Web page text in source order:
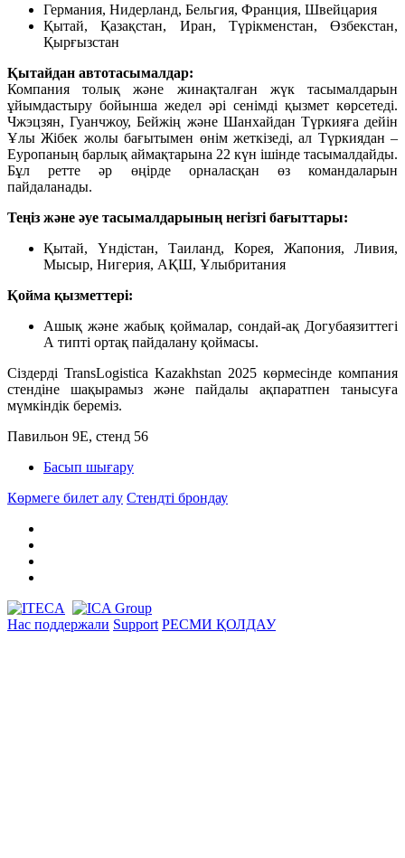
Германия, Нидерланд, Бельгия, Франция, Швейцария
Қытай, Қазақстан, Иран, Түрікменстан, Өзбекстан,
Қырғызстан
Қытайдан автотасымалдар:
Компания толық және жинақталған жүк тасымалдарын
ұйымдастыру бойынша жедел әрі сенімді қызмет көрсетеді.
Чжэцзян, Гуанчжоу, Бейжің және Шанхайдан Түркияға дейін
Ұлы Жібек жолы бағытымен өнім жеткізеді, ал Түркиядан –
Еуропаның барлық аймақтарына 22 күн ішінде тасымалдайды.
Бұл ретте әр өңірде орналасқан өз командаларын
пайдаланады.
Теңіз және әуе тасымалдарының негізгі бағыттары:
Қытай, Үндістан, Таиланд, Корея, Жапония, Ливия,
Мысыр, Нигерия, АҚШ, Ұлыбритания
Қойма қызметтері:
Ашық және жабық қоймалар, сондай-ақ Догубаязиттегі
А типті ортақ пайдалану қоймасы.
Сіздерді TransLogistica Kazakhstan 2025 көрмесінде компания
стендіне шақырамыз және пайдалы ақпаратпен танысуға
мүмкіндік береміз.
Павильон 9Е, стенд 56
Басып шығару
Көрмеге билет алу Стендті брондау
Нас поддержали Support РЕСМИ ҚОЛДАУ